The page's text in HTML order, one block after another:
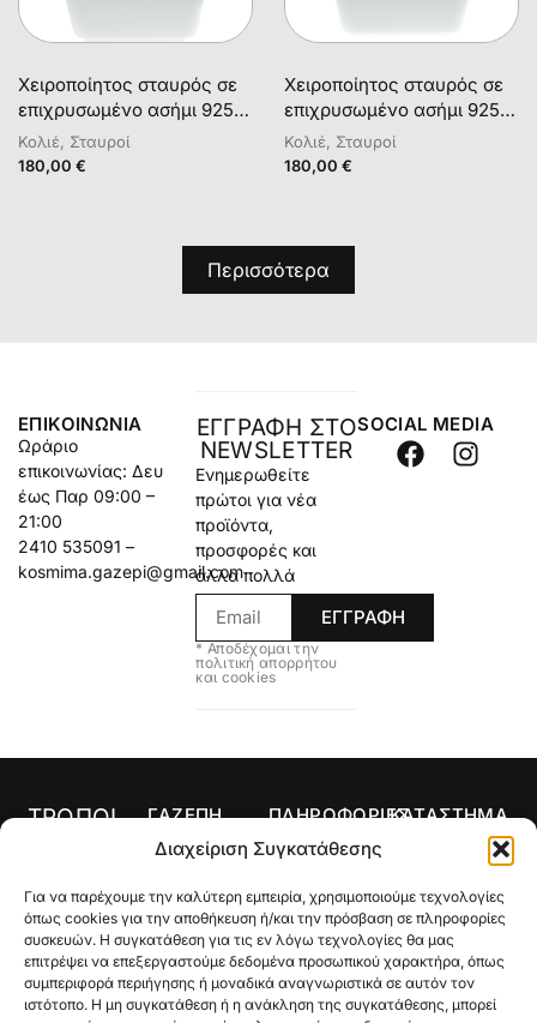
Διαχείριση Συγκατάθεσης
Για να παρέχουμε την καλύτερη εμπειρία, χρησιμοποιούμε τεχνολογίες
όπως cookies για την αποθήκευση ή/και την πρόσβαση σε πληροφορίες
συσκευών. Η συγκατάθεση για τις εν λόγω τεχνολογίες θα μας
επιτρέψει να επεξεργαστούμε δεδομένα προσωπικού χαρακτήρα, όπως
συμπεριφορά περιήγησης ή μοναδικά αναγνωριστικά σε αυτόν τον
ιστότοπο. Η μη συγκατάθεση ή η ανάκληση της συγκατάθεσης, μπορεί
Χειροποίητος σταυρός σε
επιχρυσωμένο ασήμι 925
με λευκά και γκρι
μαργαριτάρια, κοράλλια
Κολιέ, Σταυροί
180,00 €
Χειροποίητος σταυρός σε
επιχρυσωμένο ασήμι 925
με λευκά μαργαριτάρια και
αμαζονίτη
Κολιέ, Σταυροί
180,00 €
Περισσότερα
ΕΠΙΚΟΙΝΩΝΊΑ
Ωράριο
επικοινωνίας: Δευ
έως Παρ 09:00 –
21:00
2410 535091 –
kosmima.gazepi@gmail.com
ΕΓΓΡΑΦΗ ΣΤΟ
NEWSLETTER
Ενημερωθείτε
πρώτοι για νέα
προϊόντα,
προσφορές και
άλλα πολλά
ΕΓΓΡΑΦΗ
* Αποδέχομαι την
πολιτική απορρήτου
και cookies
SOCIAL MEDIA
ΤΡΟΠΟΙ
ΠΛΗΡΩΜΗΣ
ΓΑΖΕΠΗ
λογαριασμός
μου
Κατάστημα
Ποιοι Είμαστε
ΠΛΗΡΟΦΟΡΙΕΣ
Όροι Χρήσης
Πληρωμής
Τρόποι
Αποστολής
Πολιτική
ΚΑΤΑΣΤΗΜΑ
Σκουλαρίκια
Σταυροί
Βραχιόλια